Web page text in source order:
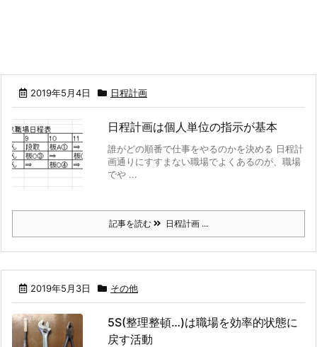
2019年5月4日 日程計画
日程計画は個人単位の指示が基本
誰がどの順番で仕事をやるのかを決める 日程計
画通りにすすまない職場でよくあるのが、職場
でや ...
記事を読む 日程計画 ...
2019年5月3日 その他
5S(整理整頓…)は職場を効率的状態に
戻す活動